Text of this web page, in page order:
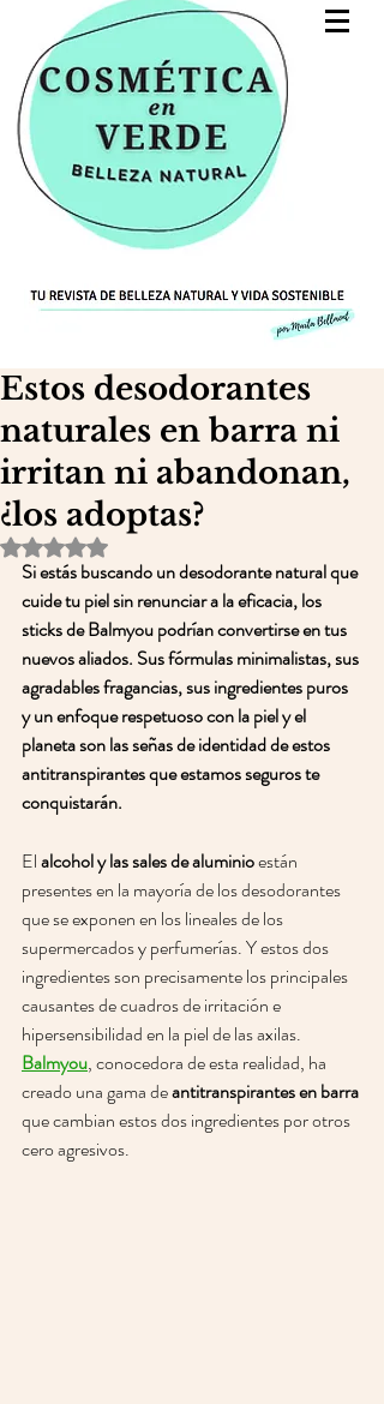
Estos desodorantes
naturales en barra ni
irritan ni abandonan,
¿los adoptas?
Obtuvo NaN de 5 estrellas.
Si estás buscando un desodorante natural que
cuide tu piel sin renunciar a la eficacia, los
sticks de Balmyou podrían convertirse en tus
nuevos aliados. Sus fórmulas minimalistas, sus
agradables fragancias, sus ingredientes puros
y un enfoque respetuoso con la piel y el
planeta son las señas de identidad de estos
antitranspirantes que estamos seguros te
conquistarán.
El alcohol y las sales de aluminio están
presentes en la mayoría de los desodorantes
que se exponen en los lineales de los
supermercados y perfumerías. Y estos dos
ingredientes son precisamente los principales
causantes de cuadros de irritación e
hipersensibilidad en la piel de las axilas.
Balmyou, conocedora de esta realidad, ha
creado una gama de antitranspirantes en barra
que cambian estos dos ingredientes por otros
cero agresivos.